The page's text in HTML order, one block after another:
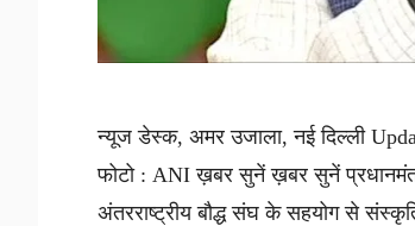
न्यूज डेस्क, अमर उजाला, नई दिल्ली
फोटो : ANI ख़बर सुनें ख़बर सुनें प्रधानमंत्री
अंतरराष्ट्रीय बौद्ध संघ के सहयोग से